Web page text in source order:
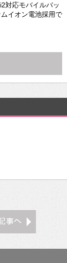
対応モバイルバッ
イオン電池採用で